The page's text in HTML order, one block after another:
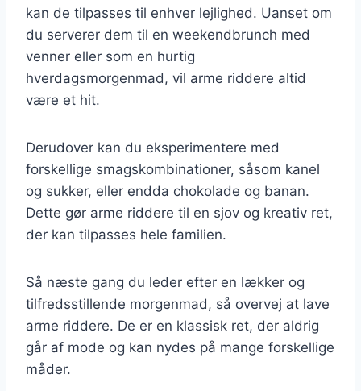
kan de tilpasses til enhver lejlighed. Uanset om
du serverer dem til en weekendbrunch med
venner eller som en hurtig
hverdagsmorgenmad, vil arme riddere altid
være et hit.
Derudover kan du eksperimentere med
forskellige smagskombinationer, såsom kanel
og sukker, eller endda chokolade og banan.
Dette gør arme riddere til en sjov og kreativ ret,
der kan tilpasses hele familien.
Så næste gang du leder efter en lækker og
tilfredsstillende morgenmad, så overvej at lave
arme riddere. De er en klassisk ret, der aldrig
går af mode og kan nydes på mange forskellige
måder.